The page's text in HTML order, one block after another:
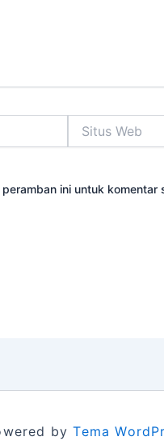
Web
ini untuk komentar
byTema